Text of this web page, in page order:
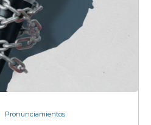
Pronunciamientos